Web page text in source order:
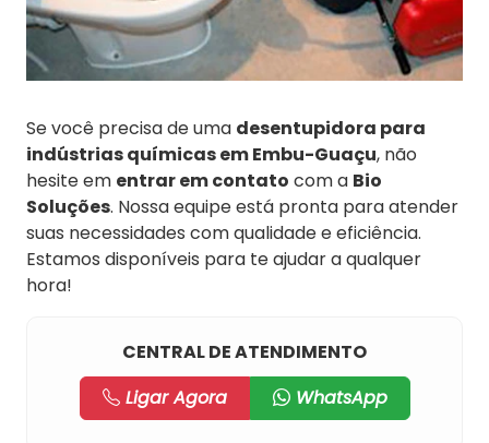
Se você precisa de uma desentupidora para
indústrias químicas em Embu-Guaçu, não
hesite em entrar em contato com a Bio
Soluções. Nossa equipe está pronta para atender
suas necessidades com qualidade e eficiência.
Estamos disponíveis para te ajudar a qualquer
hora!
CENTRAL DE ATENDIMENTO
Ligar Agora
WhatsApp